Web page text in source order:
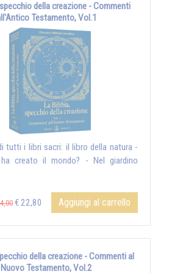
della creazione - Commenti
Testamento, Vol.1
tutti i libri sacri: il libro della natura -
creato il mondo? - Nel giardino
€ 22,80 Aggiungi al carrello
della creazione - Commenti al
Nuovo Testamento, Vol.2